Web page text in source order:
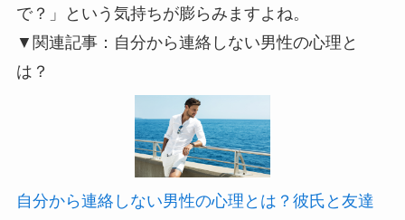
で？」という気持ちが膨らみますよね。
▼関連記事：自分から連絡しない男性の心理と
は？
自分から連絡しない男性の心理とは？彼氏と友達